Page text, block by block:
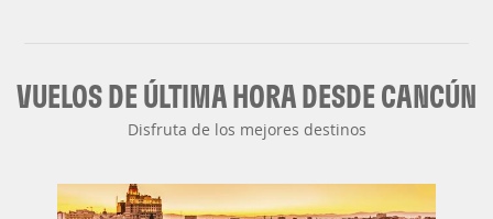
VUELOS DE ÚLTIMA HORA DESDE CANCÚN
Disfruta de los mejores destinos